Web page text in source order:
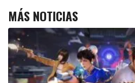
MÁS NOTICIAS